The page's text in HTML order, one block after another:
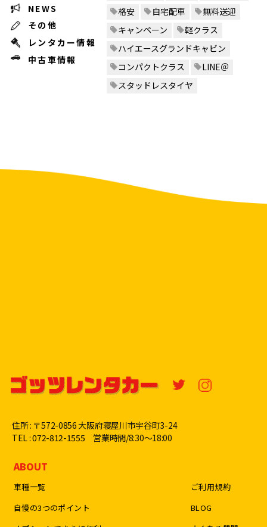
NEWS
その他
レンタカー情報
中古車情報
格安
自宅配車
無料送迎
キャンペーン
軽クラス
ハイエースグランドキャビン
コンパクトクラス
LINE＠
スタッドレスタイヤ
住所 : 〒572-0856 大阪府寝屋川市宇谷町3-24
TEL : 072-812-1555 営業時間/8:30〜18:00
ABOUT
車種一覧
ご利用規約
自慢の3つのポイント
BLOG